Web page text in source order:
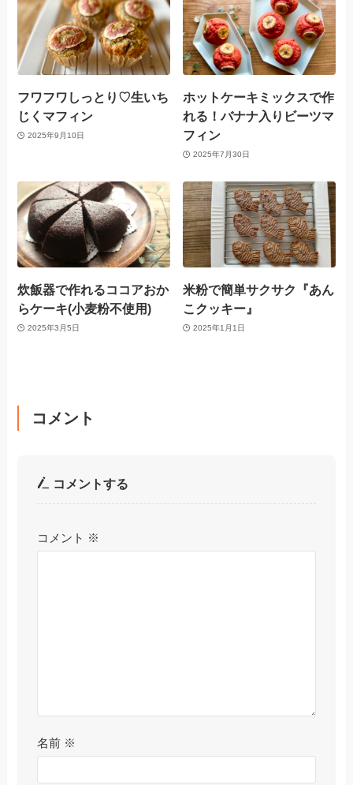
フワフワしっとり♡生いち
じくマフィン
2025年9月10日
ホットケーキミックスで作
れる！バナナ入りビーツマ
フィン
2025年7月30日
炊飯器で作れるココアおか
らケーキ(小麦粉不使用)
2025年3月5日
米粉で簡単サクサク『あん
こクッキー』
2025年1月1日
コメント
コメントする
コメント ※
名前 ※